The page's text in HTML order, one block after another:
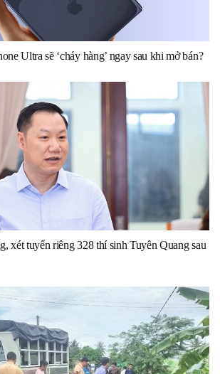
Ultra sẽ ‘cháy hàng’ ngay sau khi mở bán?
xét tuyển riêng 328 thí sinh Tuyên Quang sau